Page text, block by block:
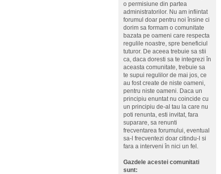
o permisiune din partea
administratorilor. Nu am infiintat
forumul doar pentru noi însine ci
dorim sa formam o comunitate
bazata pe oameni care respecta
regulile noastre, spre beneficiul
tuturor. De aceea trebuie sa stii
ca, daca doresti sa te integrezi în
aceasta comunitate, trebuie sa
te supui regulilor de mai jos, ce
au fost create de niste oameni,
pentru niste oameni. Daca un
principiu enuntat nu coincide cu
un principiu de-al tau la care nu
poti renunta, esti invitat, fara
suparare, sa renunti
frecventarea forumului, eventual
sa-l frecventezi doar citindu-l si
fara a interveni în nici un fel.
Gazdele acestei comunitati
sunt: